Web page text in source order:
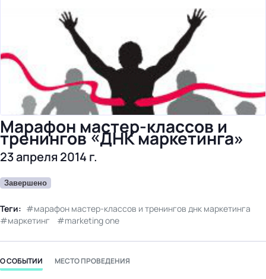
Марафон мастер-классов и
тренингов «ДНК маркетинга»
23 апреля 2014 г.
Завершено
Теги:
марафон мастер-классов и тренингов днк маркетинга
маркетинг
marketing one
О СОБЫТИИ МЕСТО ПРОВЕДЕНИЯ